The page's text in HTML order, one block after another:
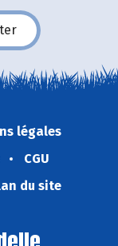
légales
CGU
du site